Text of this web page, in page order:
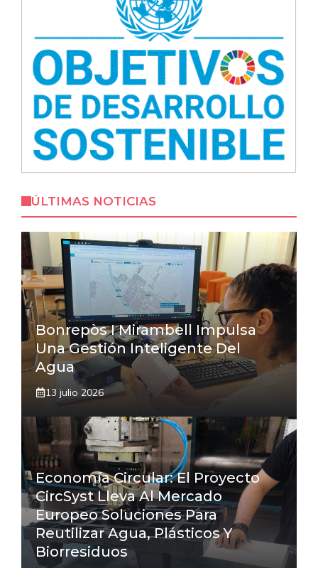
ÚLTIMAS NOTICIAS
Bonrepòs I Mirambell Impulsa
Una Gestión Inteligente Del
Agua
13 julio 2026
Economía Circular: El Proyecto
CircSyst Lleva Al Mercado
Europeo Soluciones Para
Reutilizar Agua, Plásticos Y
Biorresiduos